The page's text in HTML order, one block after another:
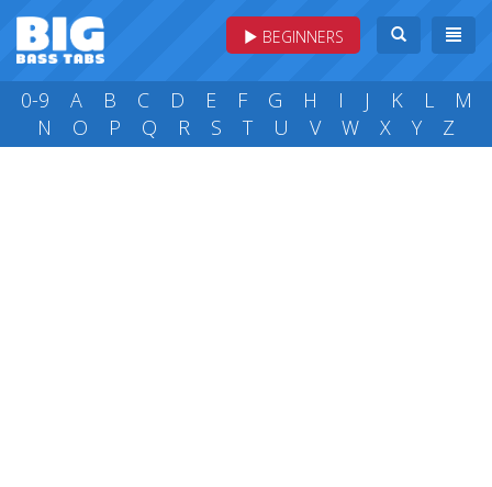
BEGINNERS
0-9 A B C D E F G H I J K L
M
N
O P Q R S T U V W X Y Z